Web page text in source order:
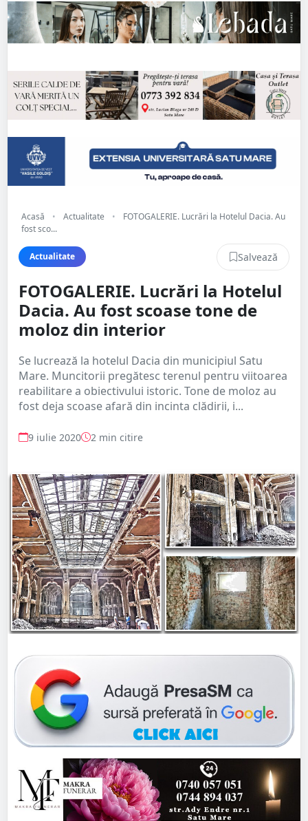
Acasă • Actualitate •
FOTOGALERIE. Lucrări la Hotelul Dacia. Au
fost sco...
Actualitate Salvează
FOTOGALERIE. Lucrări la Hotelul
Dacia. Au fost scoase tone de
moloz din interior
Se lucrează la hotelul Dacia din municipiul Satu
Mare. Muncitorii pregătesc terenul pentru viitoarea
reabilitare a obiectivului istoric. Tone de moloz au
fost deja scoase afară din incinta clădirii, i...
9 iulie 2020 2 min citire